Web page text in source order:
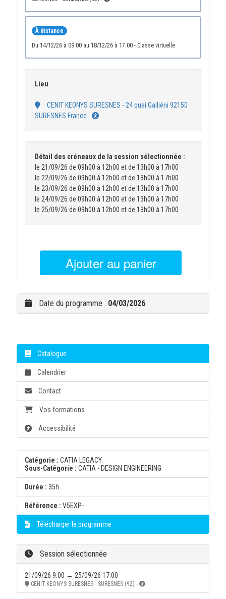
À distance
du 14/12/26 à 09:00 au 18/12/26 à 17:00 - Classe virtuelle
Lieu
SURESNES France -
Détail des créneaux de la session sélectionnée :
le 21/09/26 de 09h00 à 12h00 et de 13h00 à 17h00
le 22/09/26 de 09h00 à 12h00 et de 13h00 à 17h00
le 23/09/26 de 09h00 à 12h00 et de 13h00 à 17h00
le 24/09/26 de 09h00 à 12h00 et de 13h00 à 17h00
le 25/09/26 de 09h00 à 12h00 et de 13h00 à 17h00
Ajouter au panier
Date du programme : 04/03/2026
Catalogue
Calendrier
Contact
Vos formations
Accessibilité
Catégorie : CATIA LEGACY
Sous-Catégorie : CATIA - DESIGN ENGINEERING
Durée : 35h
Référence : V5EXP-
Télécharger le programme
Session sélectionnée
21/09/26 9:00 → 25/09/26 17:00
CENIT KEONYS SURESNES - SURESNES (92) -